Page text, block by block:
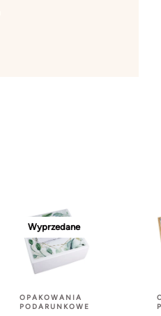
Wyprzedane
OPAKOWANIA
PODARUNKOWE